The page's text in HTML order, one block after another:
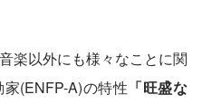
楽以外にも様々なことに関
(ENFP-A)の特性 「旺盛な